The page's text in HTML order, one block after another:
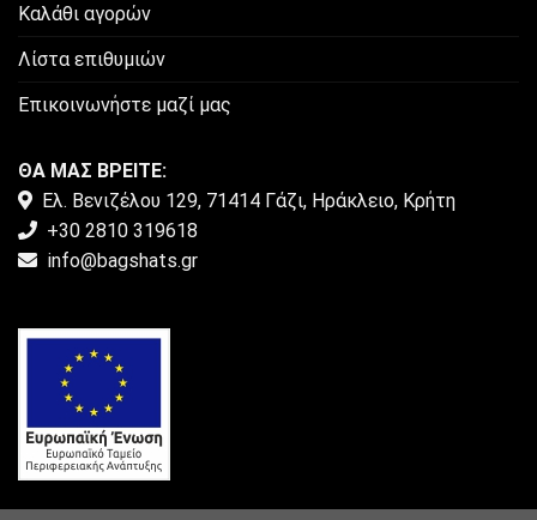
Καλάθι αγορών
Λίστα επιθυμιών
Επικοινωνήστε μαζί μας
ΘΑ ΜΑΣ ΒΡΕΙΤΕ:
Ελ. Βενιζέλου 129, 71414 Γάζι, Ηράκλειο, Κρήτη
+30 2810 319618
info@bagshats.gr